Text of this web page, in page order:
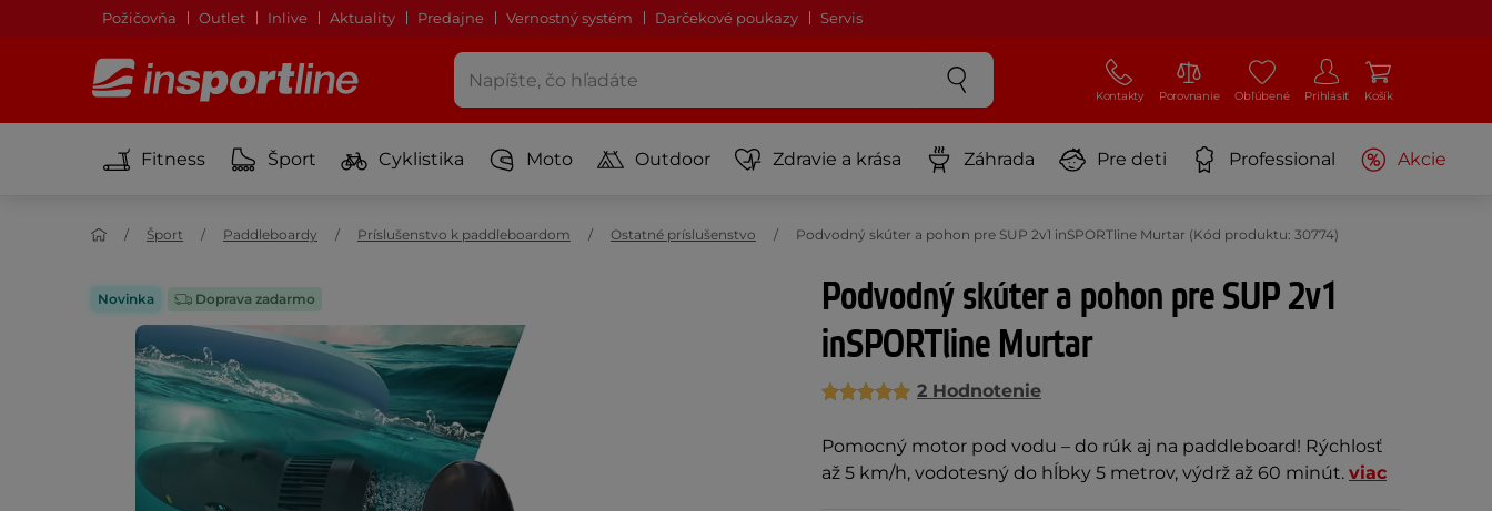
Požičovňa Outlet Inlive Aktuality Predajne Vernostný systém Darčekové poukazy Servis
Kontakty Porovnanie Obľúbené Prihlásiť Košík
Fitness Šport Cyklistika Moto Outdoor Zdravie a krása Záhrada Pre deti Professional Akcie
Šport Paddleboardy Príslušenstvo k paddleboardom Ostatné príslušenstvo Podvodný skúter a pohon pre SUP 2v1 inSPORTline Murtar (Kód produktu: 30774)
Podvodný skúter a pohon pre SUP 2v1
inSPORTline Murtar
2 Hodnotenie
Pomocný motor pod vodu – do rúk aj na paddleboard! Rýchlosť
až 5 km/h, vodotesný do hĺbky 5 metrov, výdrž až 60 minút. viac
Novinka Doprava zadarmo